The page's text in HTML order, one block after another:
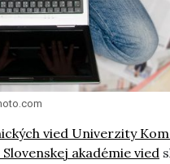
vied Univerzity
akadémie vied